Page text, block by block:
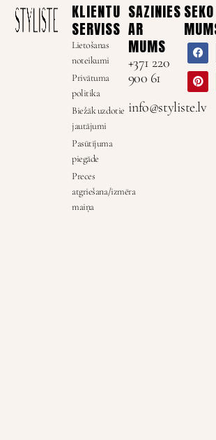
KLIENTU
SERVISS
Lietošanas
noteikumi
Privātuma
politika
Biežāk uzdotie
jautājumi
Pasūtījuma
piegāde
Preces
atgriešana/izmēra
maiņa
SAZINIES
AR
MUMS
+371 220
900 61
info@styliste.lv
SEKO